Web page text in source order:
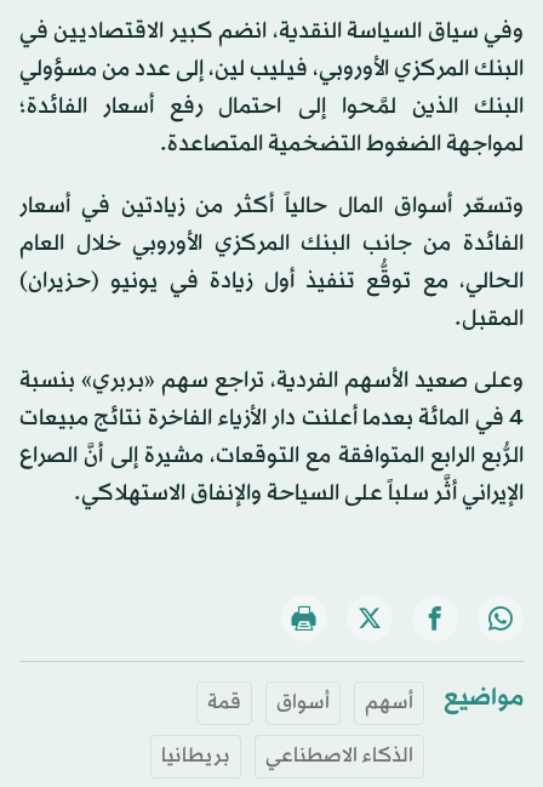
وفي سياق السياسة النقدية، انضم كبير الاقتصاديين في
البنك المركزي الأوروبي، فيليب لين، إلى عدد من مسؤولي
البنك الذين لمَّحوا إلى احتمال رفع أسعار الفائدة؛
لمواجهة الضغوط التضخمية المتصاعدة.
وتسعّر أسواق المال حالياً أكثر من زيادتين في أسعار
الفائدة من جانب البنك المركزي الأوروبي خلال العام
الحالي، مع توقُّع تنفيذ أول زيادة في يونيو (حزيران)
المقبل.
وعلى صعيد الأسهم الفردية، تراجع سهم «بربري» بنسبة
4 في المائة بعدما أعلنت دار الأزياء الفاخرة نتائج مبيعات
الرُّبع الرابع المتوافقة مع التوقعات، مشيرة إلى أنَّ الصراع
الإيراني أثَّر سلباً على السياحة والإنفاق الاستهلاكي.
مواضيع أسهم أسواق
قمة
الذكاء الاصطناعي
بريطانيا